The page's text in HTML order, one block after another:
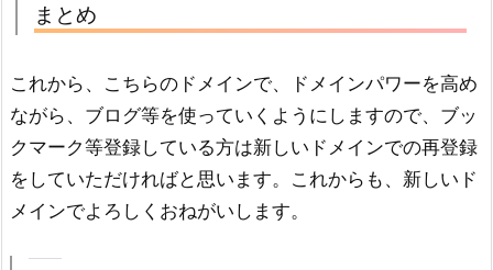
まとめ
これから、こちらのドメインで、ドメインパワーを高め
ながら、ブログ等を使っていくようにしますので、ブッ
クマーク等登録している方は新しいドメインでの再登録
をしていただければと思います。これからも、新しいド
メインでよろしくおねがいします。